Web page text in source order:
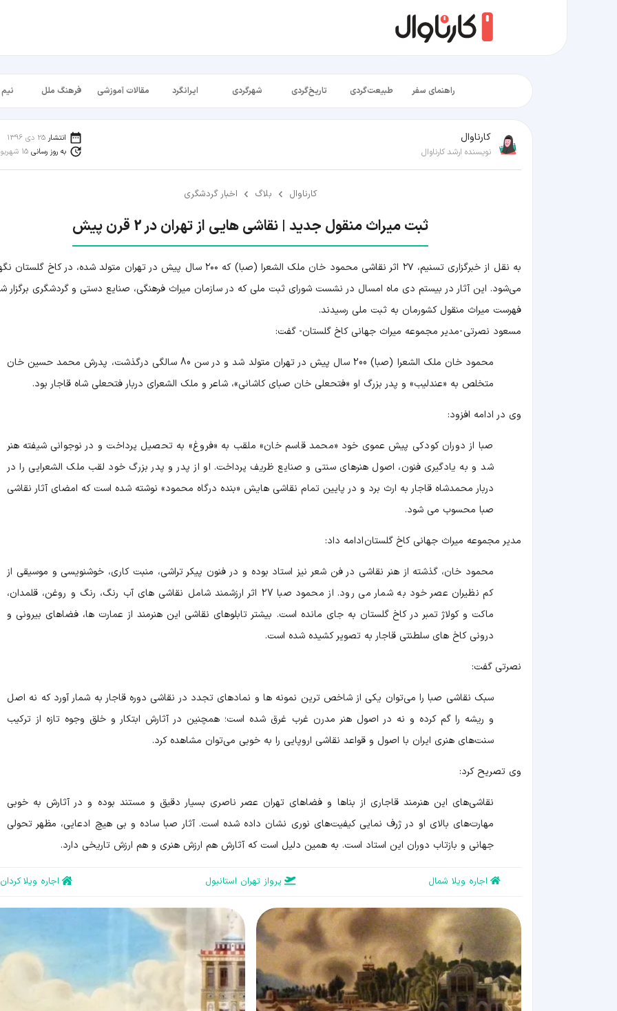
راهنمای سفر طبیعت‌گردی تاریخ‌گردی شهرگردی ایرانگرد مقالات آموزشی فرهنگ ملل
کارناوال
نویسنده ارشد کارناوال
انتشار 25 دی 1396
به روز رسانی 15 شهریور 1398
کارناوال بلاگ اخبار گردشگری
ثبت میراث منقول جدید | نقاشی هایی از تهران در 2 قرن پیش
به نقل از خبرگزاری تسنیم، ۲۷ اثر نقاشی محمود خان ملک الشعرا (صبا) که ۲۰۰ سال پیش در تهران متولد شده، در کاخ
می‌شود. این آثار در بیستم دی ماه امسال در نشست شورای ثبت ملی که در سازمان میراث فرهنگی، صنایع دستی و گردشگری برگزار
فهرست میراث منقول کشورمان به ثبت ملی رسیدند.
مسعود نصرتی -مدیر مجموعه میراث جهانی کاخ گلستان- گفت:
محمود خان ملک الشعرا (صبا) 200 سال پیش در تهران متولد شد و در سن 80 سالگی درگذشت، پدرش محمد حسین خان
متخلص به «عندلیب» و پدر بزرگ او «فتحعلی خان صبای کاشانی»، شاعر و ملک الشعرای دربار فتحعلی شاه قاجار بود.
وی در ادامه افزود:
صبا از دوران کودکی پیش عموی خود «محمد قاسم خان» ملقب به «فروغ» به تحصیل پرداخت و در نوجوانی شیفته هنر
شد و به یادگیری فنون، اصول هنرهای سنتی و صنایع ظریف پرداخت. او از پدر و پدر بزرگ خود لقب ملک الشعرایی را در
دربار محمدشاه قاجار به ارث برد و در پایین تمام نقاشی هایش «بنده درگاه محمود» نوشته شده است که امضای آثار نقاشی
صبا محسوب می شود.
مدیر مجموعه میراث جهانی کاخ گلستان ادامه داد:
محمود خان، گذشته از هنر نقاشی در فن شعر نیز استاد بوده و در فنون پیکر تراشی، منبت کاری، خوشنویسی و موسیقی از
کم نظیران عصر خود به شمار می رود. از محمود صبا 27 اثر ارزشمند شامل نقاشی های آب رنگ، رنگ و روغن، قلمدان،
ماکت و کولاژ تمبر در کاخ گلستان به جای مانده است. بیشتر تابلوهای نقاشی این هنرمند از عمارت ها، فضاهای بیرونی و
درونی کاخ های سلطنتی قاجار به تصویر کشیده شده است.
نصرتی گفت:
سبک نقاشی صبا را می‌توان یکی از شاخص ترین نمونه ها و نمادهای تجدد در نقاشی دوره قاجار به شمار آورد که نه اصل
و ریشه را گم کرده و نه در اصول هنر مدرن غرب غرق شده است؛ همچنین در آثارش ابتکار و خلق وجوه تازه از ترکیب
سنت‌های هنری ایران با اصول و قواعد نقاشی اروپایی را به خوبی می‌توان مشاهده کرد.
وی تصریح کرد:
نقاشی‌های این هنرمند قاجاری از بناها و فضاهای تهران عصر ناصری بسیار دقیق و مستند بوده و در آثارش به خوبی
مهارت‌های بالای او در ژرف نمایی کیفیت‌های نوری نشان داده شده است. آثار صبا ساده و بی هیچ ادعایی، مظهر تحولی
جهانی و بازتاب دوران این استاد است. به همین دلیل است که آثارش هم ارزش هنری و هم ارزش تاریخی دارد.
اجاره ویلا شمال پرواز تهران استانبول اجاره ویلا کردان